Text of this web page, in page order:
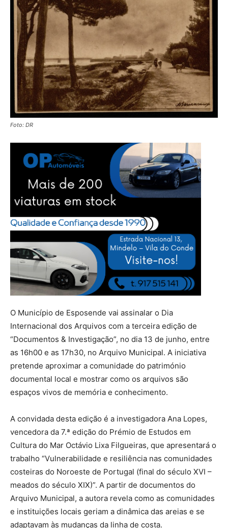
Foto: DR
O Município de Esposende vai assinalar o Dia
Internacional dos Arquivos com a terceira edição de
“Documentos & Investigação”, no dia 13 de junho, entre
as 16h00 e as 17h30, no Arquivo Municipal. A iniciativa
pretende aproximar a comunidade do património
documental local e mostrar como os arquivos são
espaços vivos de memória e conhecimento.
A convidada desta edição é a investigadora Ana Lopes,
vencedora da 7.ª edição do Prémio de Estudos em
Cultura do Mar Octávio Lixa Filgueiras, que apresentará o
trabalho “Vulnerabilidade e resiliência nas comunidades
costeiras do Noroeste de Portugal (final do século XVI –
meados do século XIX)”. A partir de documentos do
Arquivo Municipal, a autora revela como as comunidades
e instituições locais geriam a dinâmica das areias e se
adaptavam às mudanças da linha de costa.